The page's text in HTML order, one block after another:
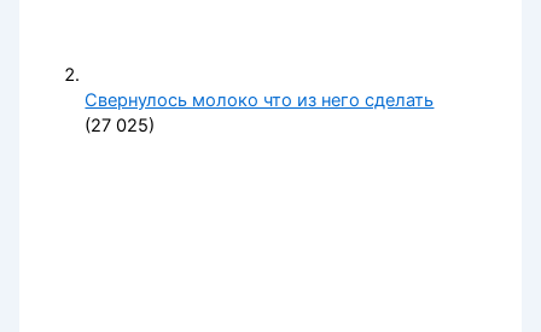
Свернулось молоко что из него сделать
(27 025)